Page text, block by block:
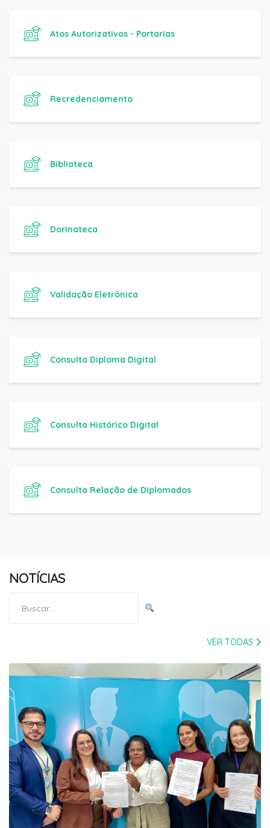
Atos Autorizativos - Portarias
Recredenciamento
Biblioteca
Dorinateca
Validação Eletrônica
Consulta Diploma Digital
Consulta Histórico Digital
Consulta Relação de Diplomados
NOTÍCIAS
por:
VER TODAS